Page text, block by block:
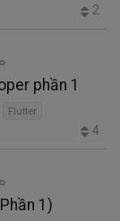
2
phần 1
Flutter
4
1)